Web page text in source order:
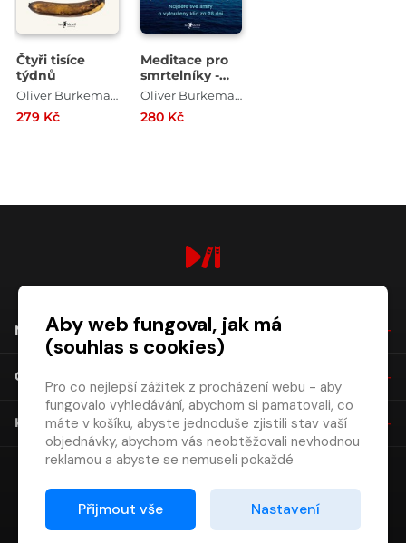
Čtyři tisíce
týdnů
Oliver Burkeman
279 Kč
Meditace pro
smrtelníky -
Najděte své
vytoužený klid
Oliver Burkeman
280 Kč
NÁKUP
O SPOLEČNOSTI
KONTAKT
Aby web fungoval, jak má
(souhlas s cookies)
Pro co nejlepší zážitek z procházení webu - aby
fungovalo vyhledávání, abychom si pamatovali, co
máte v košíku, abyste jednoduše zjistili stav vaší
objednávky, abychom vás neobtěžovali nevhodnou
reklamou a abyste se nemuseli pokaždé
Proto od vás potřebujeme souhlas se
zpracováním souborů cookies
Přijmout vše Nastavení